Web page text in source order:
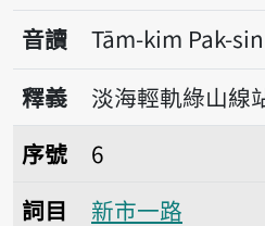
音讀
Tām-kim Pak-sin
釋義
淡海輕軌綠山線
序號6新市一路
序號
6
詞目
新市一路